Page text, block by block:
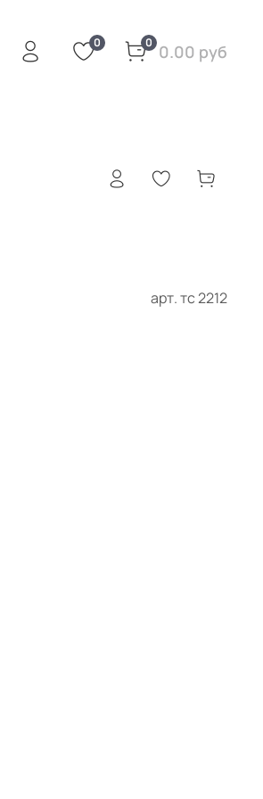
0 0 0.00 руб
арт.тс 2212